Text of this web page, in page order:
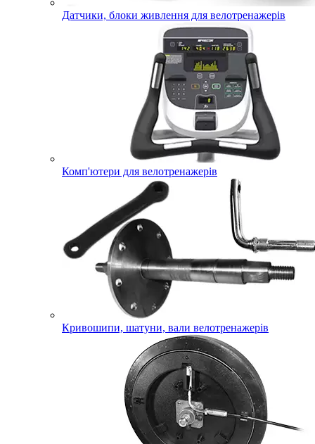
Датчики, блоки живлення для велотренажерів
Комп'ютери для велотренажерів
Кривошипи, шатуни, вали велотренажерів